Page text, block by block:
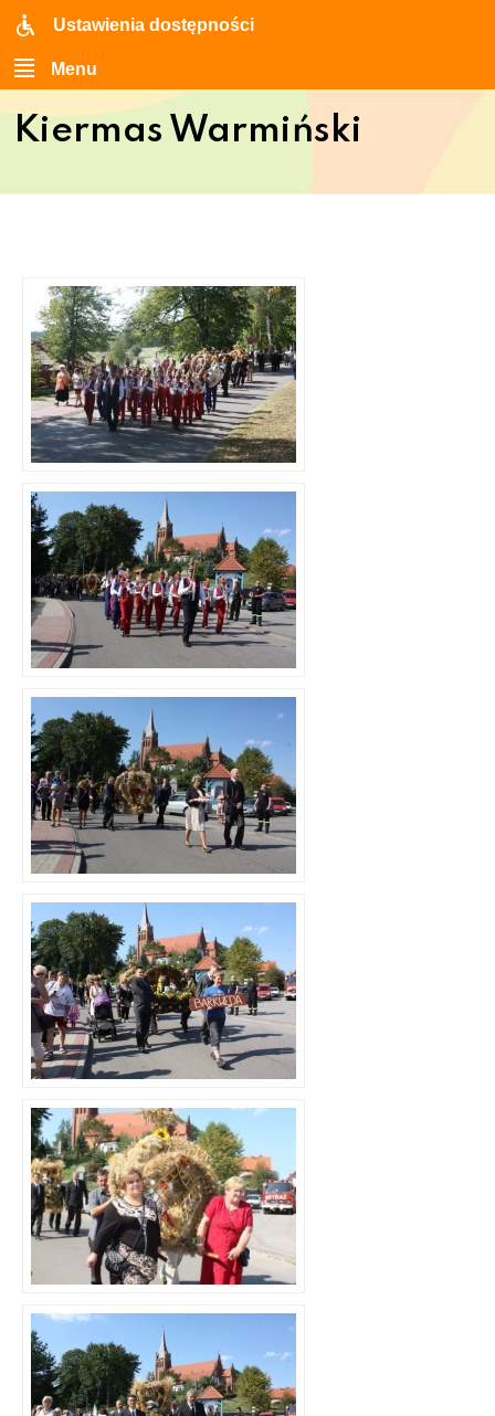
Ustawienia dostępności
Menu
Kiermas Warmiński